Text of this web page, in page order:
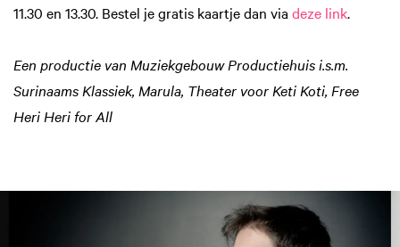
11.30 en 13.30. Bestel je gratis kaartje dan via deze link.
Een productie van Muziekgebouw Productiehuis i.s.m.
Surinaams Klassiek, Marula, Theater voor Keti Koti, Free
Heri Heri for All